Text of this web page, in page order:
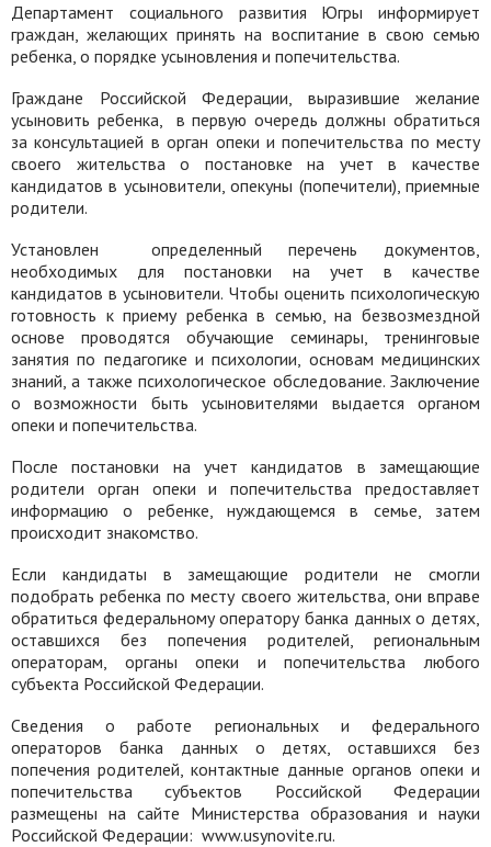
Департамент социального развития Югры информирует
граждан, желающих принять на воспитание в свою семью
ребенка, о порядке усыновления и попечительства.
Граждане Российской Федерации, выразившие желание
усыновить ребенка,
в первую очередь должны обратиться
за консультацией в орган опеки и попечительства по месту
своего жительства о постановке на учет в качестве
кандидатов в усыновители, опекуны (попечители), приемные
родители.
Установлен
определенный перечень документов,
необходимых для постановки на учет в качестве
кандидатов в усыновители. Чтобы оценить психологическую
готовность к приему ребенка в семью, на безвозмездной
основе проводятся обучающие семинары, тренинговые
занятия по педагогике и психологии, основам медицинских
знаний, а также психологическое обследование. Заключение
о возможности быть усыновителями выдается органом
опеки и попечительства.
После постановки на учет кандидатов в замещающие
родители орган опеки и попечительства предоставляет
информацию о ребенке, нуждающемся в семье, затем
происходит знакомство.
Если кандидаты в замещающие родители не смогли
подобрать ребенка по месту своего жительства, они вправе
обратиться федеральному оператору банка данных о детях,
оставшихся без попечения родителей, региональным
операторам, органы опеки и попечительства любого
субъекта Российской Федерации.
Сведения о работе региональных и федерального
операторов банка данных о детях, оставшихся без
попечения родителей, контактные данные органов опеки и
попечительства субъектов Российской Федерации
размещены на сайте Министерства образования и науки
Российской Федерации: www.usуnovite.ru.